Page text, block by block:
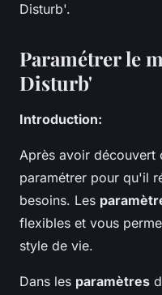
Disturb'.
Paramétrer le
Disturb'
Introduction:
Après avoir découvert
paramétrer pour qu'il
besoins. Les
flexibles et vous
style de vie.
Dans les paramètres